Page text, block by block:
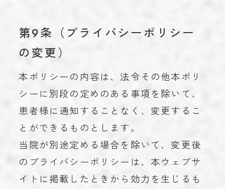
第9条（プライバシーポリシー
の変更）
本ポリシーの内容は、法令その他本ポリ
シーに別段の定めのある事項を除いて、
患者様に通知することなく、変更するこ
とができるものとします。
当院が別途定める場合を除いて、変更後
のプライバシーポリシーは、本ウェブサ
イトに掲載したときから効力を生じるも